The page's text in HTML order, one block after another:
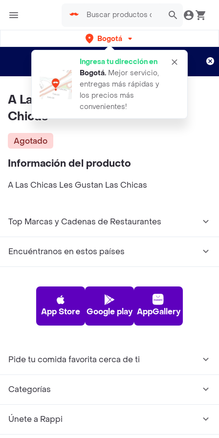
Bogotá
Ingresa tu dirección en
Bogotá. Mejor servicio,
entregas más rápidas y
los precios más
convenientes!
envíos gratis por semanas
Aplican TyC
A Las Chicas Les Gustan Las
Chicas
Agotado
Información del producto
A Las Chicas Les Gustan Las Chicas
Top Marcas y Cadenas de Restaurantes
Encuéntranos en estos países
App Store Google play AppGallery
Pide tu comida favorita cerca de ti
Categorías
Únete a Rappi